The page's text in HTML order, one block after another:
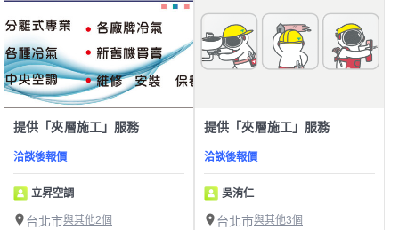
提供「夾層施工」服務
洽談後報價
立昇空調
台北市與其他2個
提供「夾層施工」服務
洽談後報價
吳洧仁
台北市與其他3個